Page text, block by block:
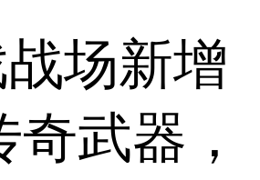
场新增
武器，